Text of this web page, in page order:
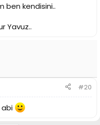
ben kendisini..
Yavuz..
#20
abi